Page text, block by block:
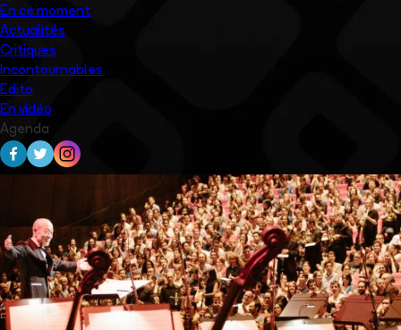
En ce moment
Actualités
Critiques
Incontournables
Edito
En vidéo
Agenda